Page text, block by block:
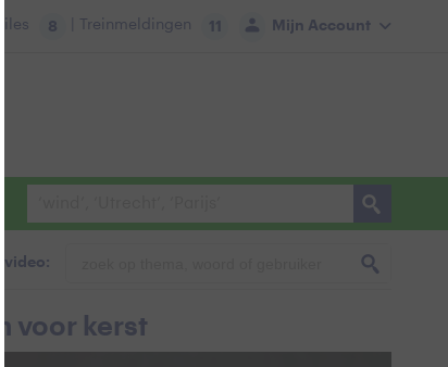
Mijn Account
Files 8 | Treinmeldingen 11
video:
voor kerst